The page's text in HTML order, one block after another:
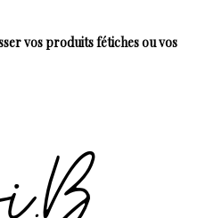
vos produits fétiches ou vos